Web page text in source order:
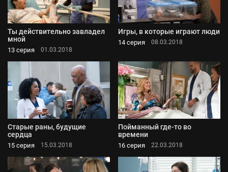
Ты действительно завладел
мной
13 серия 01.03.2018
Игры, в которые играют люди
14 серия 08.03.2018
Старые раны, будущие
сердца
15 серия 15.03.2018
Пойманный где-то во
времени
16 серия 22.03.2018